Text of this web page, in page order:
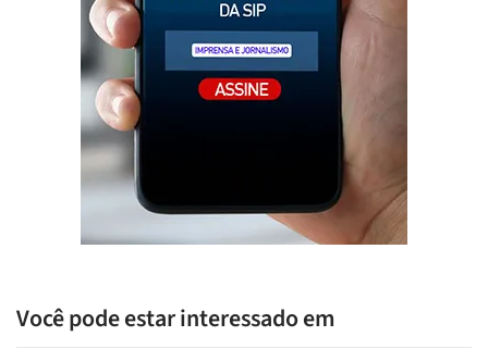
Você pode estar interessado em